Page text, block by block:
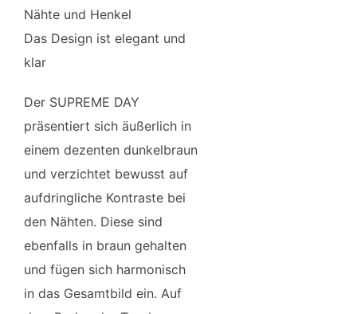
Das Design ist elegant und
klar
Der SUPREME DAY
präsentiert sich äußerlich in
einem dezenten dunkelbraun
und verzichtet bewusst auf
aufdringliche Kontraste bei
den Nähten. Diese sind
ebenfalls in braun gehalten
und fügen sich harmonisch
in das Gesamtbild ein. Auf